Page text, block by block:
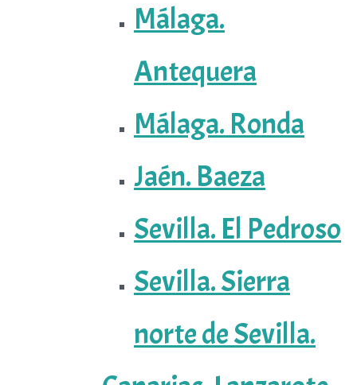
Málaga.
Antequera
Málaga. Ronda
Jaén. Baeza
Sevilla. El Pedroso
Sevilla. Sierra
norte de Sevilla.